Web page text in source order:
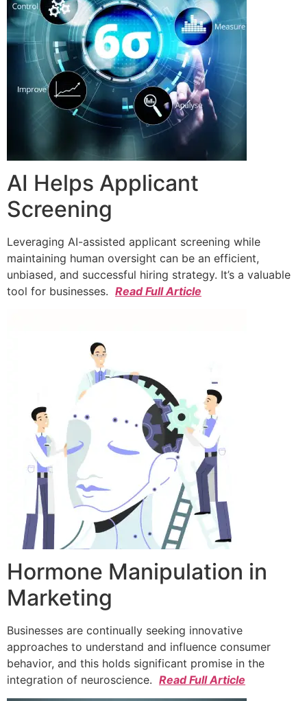
AI Helps Applicant
Screening
Leveraging AI-assisted applicant screening while
maintaining human oversight can be an efficient,
unbiased, and successful hiring strategy. It’s a valuable
tool for businesses. Read Full Article
Hormone Manipulation in
Marketing
Businesses are continually seeking innovative
approaches to understand and influence consumer
behavior, and this holds significant promise in the
integration of neuroscience. Read Full Article